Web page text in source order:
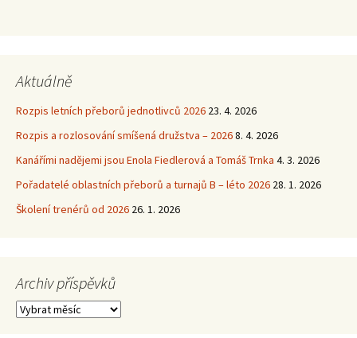
Aktuálně
Rozpis letních přeborů jednotlivců 2026 23. 4. 2026
Rozpis a rozlosování smíšená družstva – 20268. 4. 2026
Kanářími nadějemi jsou Enola Fiedlerová a Tomáš Trnka 4. 3. 2026
Pořadatelé oblastních přeborů a turnajů B – léto 2026 28. 1. 2026
Školení trenérů od 2026 26. 1. 2026
Archiv příspěvků
Archiv